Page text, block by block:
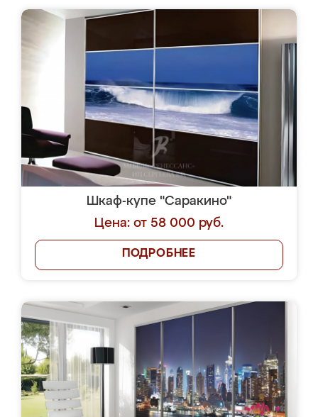
Шкаф-купе "Саракино"
Цена: от 58 000 руб.
ПОДРОБНЕЕ